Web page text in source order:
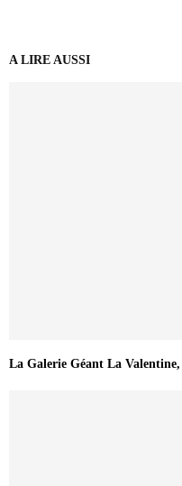
A LIRE AUSSI
La Galerie Géant La